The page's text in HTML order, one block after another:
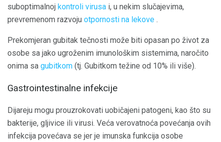
suboptimalnoj kontroli virusa i, u nekim slučajevima,
prevremenom razvoju otpornosti na lekove .
Prekomjeran gubitak tečnosti može biti opasan po život za
osobe sa jako ugroženim imunološkim sistemima, naročito
onima sa gubitkom (tj. Gubitkom težine od 10% ili više).
Gastrointestinalne infekcije
Dijareju mogu prouzrokovati uobičajeni patogeni, kao što su
bakterije, gljivice ili virusi. Veća verovatnoća povećanja ovih
infekcija povećava se jer je imunska funkcija osobe